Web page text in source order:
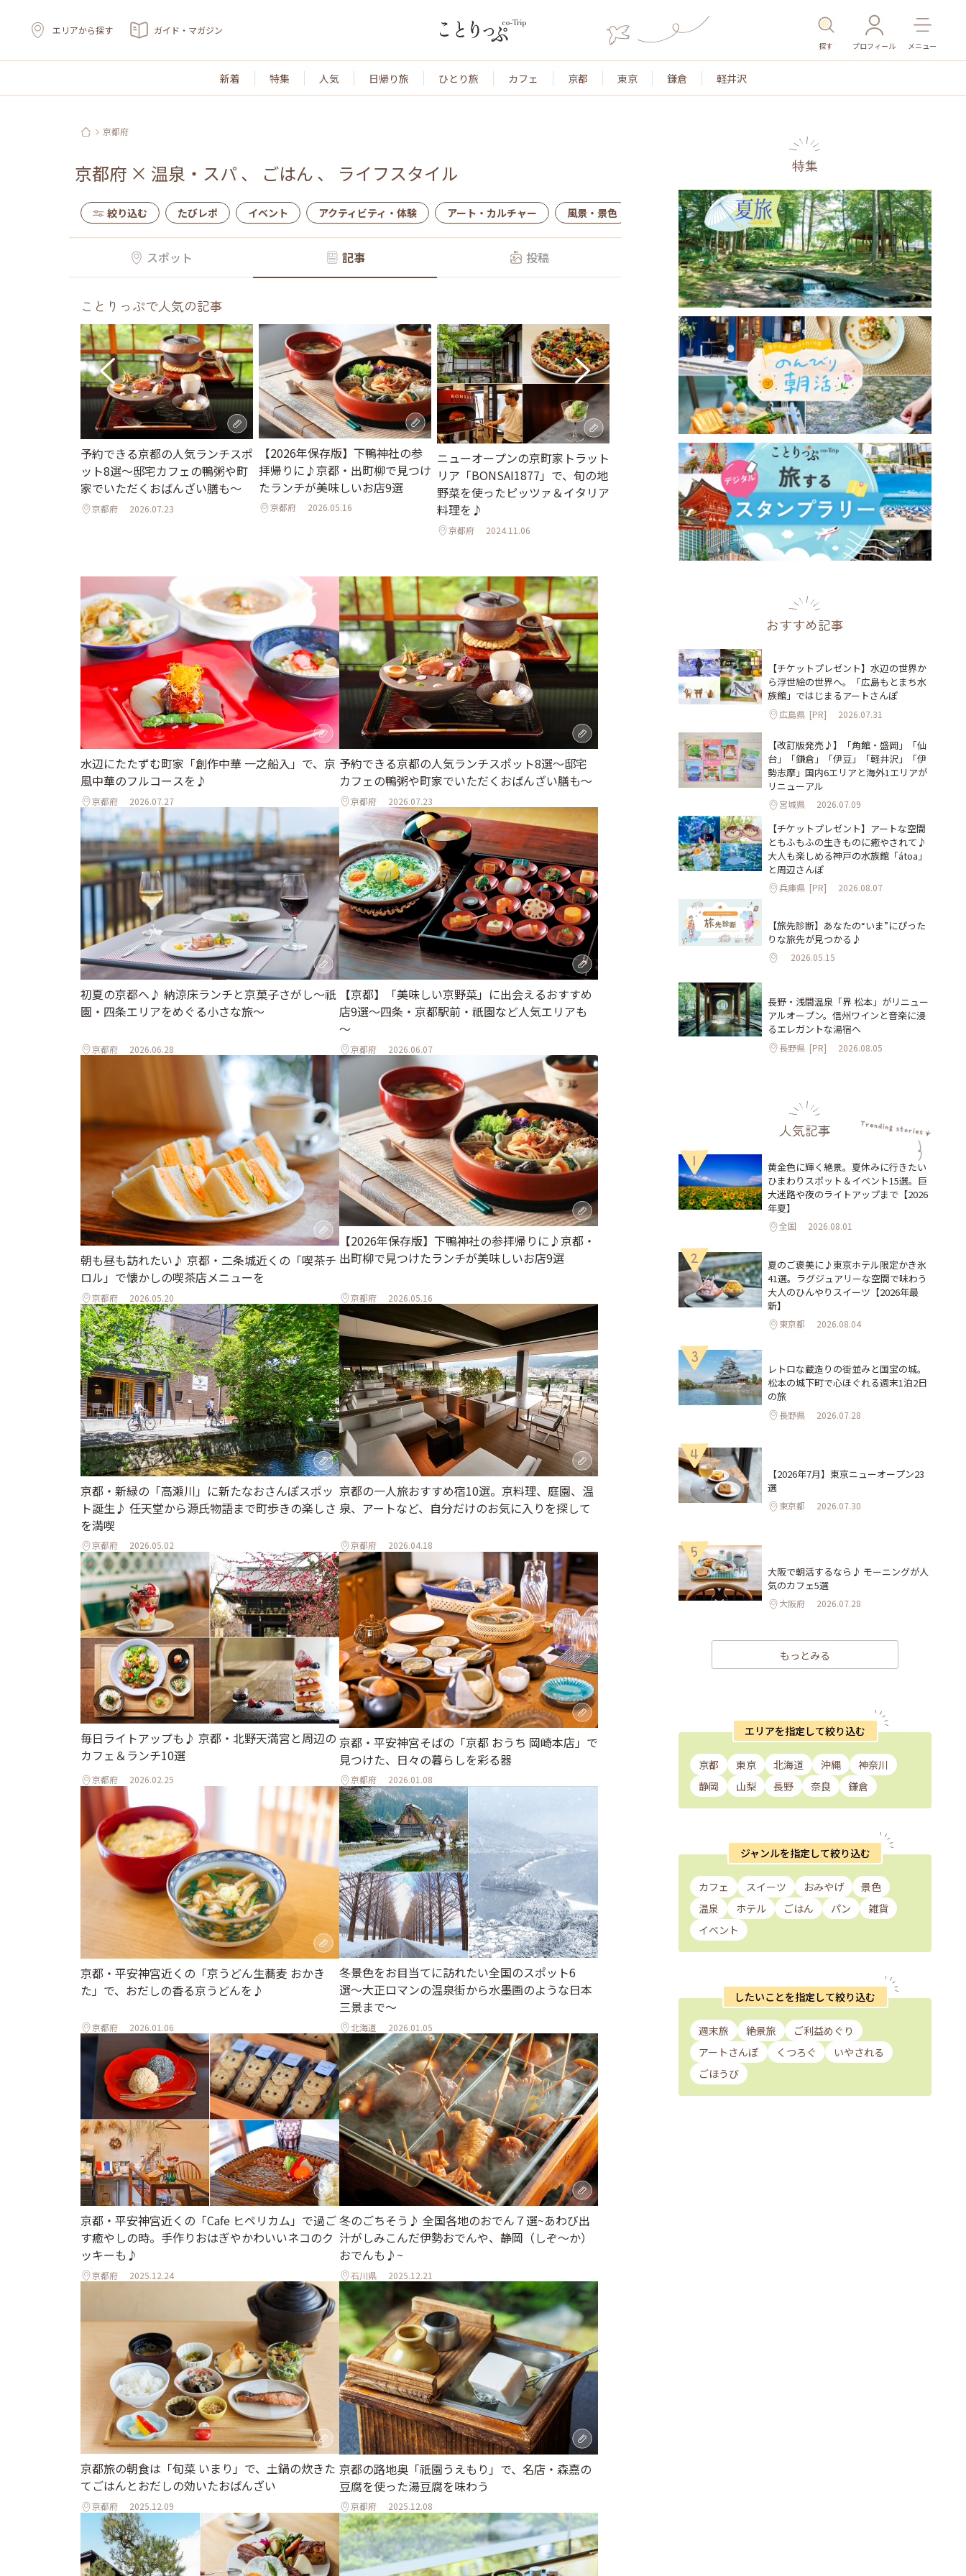
エリアから探す ガイド・マガジン
探す プロフィール メニュー
新着 特集 人気 日帰り旅 ひとり旅 カフェ 京都 東京 鎌倉 軽井沢
京都府
京都府 × 温泉・スパ 、 ごはん 、 ライフスタイル
絞り込む たびレポ イベント アクティビティ・体験 アート・カルチャー 風景・景色 名所・旧跡 温泉・スパ その他施設 ごはん
スポット 記事 投稿
ことりっぷで人気の記事
予約できる京都の人気ランチスポ
ット8選～邸宅カフェの鴨粥や町
家でいただくおばんざい膳も～
京都府 2026.07.23
【2026年保存版】下鴨神社の参
拝帰りに♪京都・出町柳で見つけ
たランチが美味しいお店9選
京都府 2026.05.16
ニューオープンの京町家トラット
リア「BONSAI1877」で、旬の地
野菜を使ったピッツァ＆イタリア
料理を♪
京都府 2024.11.06
京都のモーニングが美味しいお店
9選。和食、たまごサンド、昔な
がらのホットケーキまで
2025.07.04
水辺にたたずむ町家「創作中華 一之船入」で、京
風中華のフルコースを♪
京都府 2026.07.27
予約できる京都の人気ランチスポット8選～邸宅
カフェの鴨粥や町家でいただくおばんざい膳も～
京都府 2026.07.23
初夏の京都へ♪ 納涼床ランチと京菓子さがし〜祇
園・四条エリアをめぐる小さな旅〜
京都府 2026.06.28
【京都】「美味しい京野菜」に出会えるおすすめ
店9選～四条・京都駅前・祇園など人気エリアも
～
京都府 2026.06.07
朝も昼も訪れたい♪ 京都・二条城近くの「喫茶チ
ロル」で懐かしの喫茶店メニューを
京都府 2026.05.20
【2026年保存版】下鴨神社の参拝帰りに♪京都・
出町柳で見つけたランチが美味しいお店9選
京都府 2026.05.16
京都・新緑の「高瀬川」に新たなおさんぽスポッ
ト誕生♪ 任天堂から源氏物語まで町歩きの楽しさ
を満喫
京都府 2026.05.02
京都の一人旅おすすめ宿10選。京料理、庭園、温
泉、アートなど、自分だけのお気に入りを探して
京都府 2026.04.18
毎日ライトアップも♪ 京都・北野天満宮と周辺の
カフェ＆ランチ10選
京都府 2026.02.25
京都・平安神宮そばの「京都 おうち 岡崎本店」で
見つけた、日々の暮らしを彩る器
京都府 2026.01.08
京都・平安神宮近くの「京うどん生蕎麦 おかき
た」で、おだしの香る京うどんを♪
京都府 2026.01.06
冬景色をお目当てに訪れたい全国のスポット6
選〜大正ロマンの温泉街から水墨画のような日本
三景まで〜
北海道 2026.01.05
京都・平安神宮近くの「Cafe ヒペリカム」で過ご
す癒やしの時。手作りおはぎやかわいいネコのク
ッキーも♪
京都府 2025.12.24
冬のごちそう♪ 全国各地のおでん７選~あわび出
汁がしみこんだ伊勢おでんや、静岡（しぞ〜か）
おでんも♪~
石川県 2025.12.21
京都旅の朝食は「旬菜 いまり」で、土鍋の炊きた
てごはんとおだしの効いたおばんざい
京都府 2025.12.09
京都の路地奥「祇園うえもり」で、名店・森嘉の
豆腐を使った湯豆腐を味わう
京都府 2025.12.08
特集
おすすめ記事
【チケットプレゼント】水辺の世界か
ら浮世絵の世界へ。「広島もとまち水
族館」ではじまるアートさんぽ
広島県 [PR] 2026.07.31
【改訂版発売♪】「角館・盛岡」「仙
台」「鎌倉」「伊豆」「軽井沢」「伊
勢志摩」国内6エリアと海外1エリアが
リニューアル
宮城県 2026.07.09
【チケットプレゼント】アートな空間
ともふもふの生きものに癒やされて♪
大人も楽しめる神戸の水族館「átoa」
と周辺さんぽ
兵庫県 [PR] 2026.08.07
【旅先診断】あなたの“いま”にぴった
りな旅先が見つかる♪
2026.05.15
長野・浅間温泉「界 松本」がリニュー
アルオープン。信州ワインと音楽に浸
るエレガントな湯宿へ
長野県 [PR] 2026.08.05
人気記事
1
黄金色に輝く絶景。夏休みに行きたい
ひまわりスポット＆イベント15選。巨
大迷路や夜のライトアップまで【2026
年夏】
全国 2026.08.01
2
夏のご褒美に♪東京ホテル限定かき氷
41選。ラグジュアリーな空間で味わう
大人のひんやりスイーツ【2026年最
新】
東京都 2026.08.04
3
レトロな蔵造りの街並みと国宝の城。
松本の城下町で心ほぐれる週末1泊2日
の旅
長野県 2026.07.28
4
【2026年7月】東京ニューオープン23
選
東京都 2026.07.30
5
大阪で朝活するなら♪ モーニングが人
気のカフェ5選
大阪府 2026.07.28
もっとみる
エリアを指定して絞り込む
京都 東京 北海道 沖縄
神奈川
静岡
山梨 長野 奈良 鎌倉
ジャンルを指定して絞り込む
カフェ スイーツ おみやげ
景色
温泉
ホテル ごはん パン
雑貨
イベント
したいことを指定して絞り込む
週末旅 絶景旅
ご利益めぐり
アートさんぽ
くつろぐ
いやされる
ごほうび